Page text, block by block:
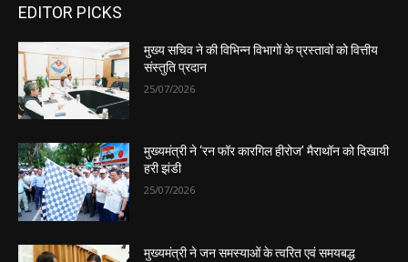
EDITOR PICKS
मुख्य सचिव ने की विभिन्न विभागों के प्रस्तावों को वित्तीय
संस्तुति प्रदान
25/07/2026
मुख्यमंत्री ने ‘रन फॉर कारगिल हीरोज’ मैराथॉन को दिखायी
हरी झंडी
25/07/2026
मुख्यमंत्री ने जन समस्याओं के त्वरित एवं समयबद्ध